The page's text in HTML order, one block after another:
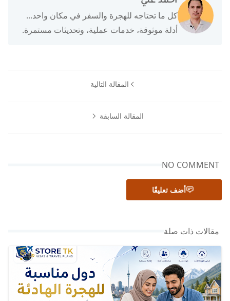
كل ما تحتاجه للهجرة والسفر في مكان واحد...
أدلة موثوقة، خدمات عملية، وتحديثات مستمرة.
المقالة التالية
المقالة السابقة
NO COMMENT
أضف تعليقًا
مقالات ذات صلة